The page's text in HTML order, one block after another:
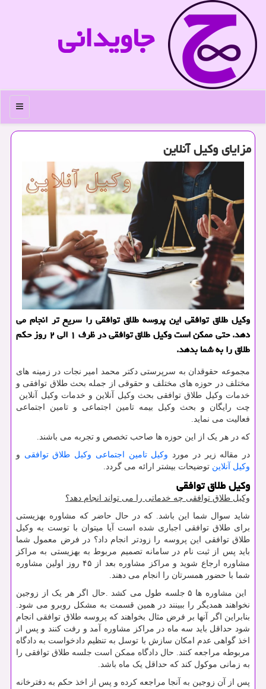
جاویدانی
منو
مزایای وكیل آنلاین
وكیل طلاق توافقی این پروسه طلاق توافقی را سریع تر انجام می
دهد. حتی ممكن است وكیل طلاق توافقی در ظرف ۱ الی ۲ روز حكم
طلاق را به شما بدهد.
مجموعه حقوقدان به سرپرستی دکتر محمد امیر نجات در زمینه های
مختلف در حوزه های مختلف و حقوقی از جمله بحث طلاق توافقی و
خدمات وکیل طلاق توافقی بحث وکیل آنلاین و خدمات وکیل آنلاین
چت رایگان و بحث وکیل بیمه تامین اجتماعی و تامین اجتماعی
فعالیت می نماید.
که در هر یک از این حوزه ها صاحب تخصص و تجربه می باشند.
در مقاله زیر در مورد وکیل تامین اجتماعی وکیل طلاق توافقی و
وکیل آنلاین توضیحات بیشتر ارائه می گردد.
وکیل طلاق توافقی
وکیل طلاق توافقی چه خدماتی را می تواند انجام دهد؟
شاید سوال شما این باشد. که در حال حاضر که مشاوره بهزیستی
برای طلاق توافقی اجباری شده است آیا میتوان با توست به وکیل
طلاق توافقی این پروسه را زودتر انجام داد؟ در فرض معمول شما
باید پس از ثبت نام در سامانه تصمیم مربوط به بهزیستی به مراکز
مشاوره ارجاع شوید و مراکز مشاوره بعد از ۴۵ روز اولین مشاوره
شما با حضور همسرتان را انجام می دهند.
این مشاوره ها ۵ جلسه طول می کشد .حال اگر هر یک از زوجین
نخواهند همدیگر را ببینند در همین قسمت به مشکل روبرو می شود.
بنابراین اگر آنها بر فرض مثال بخواهند که پروسه طلاق توافقی انجام
شود حداقل باید سه ماه در مراکز مشاوره آمد و رفت کنند و پس از
اخذ گواهی عدم امکان سازش با توسل به تنظیم دادخواست به دادگاه
مربوطه مراجعه کنند. حال دادگاه ممکن است جلسه طلاق توافقی را
به زمانی موکول کند که حداقل یک ماه باشد.
پس از آن زوجین به آنجا مراجعه کرده و پس از اخذ حکم به دفترخانه